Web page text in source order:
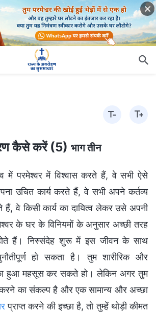
कैसे करें (5) भाग तीन
में परमेश्वर में विश्वास करते हैं, वे सभी ऐसे
उचित कार्य करते हैं, वे सभी अपने कर्तव्य
हैं, वे किसी कार्य का दायित्व लेकर उसे अपनी
के घर के विनियमों के अनुसार अच्छी तरह
हैं। निस्संदेह शुरू में इस जीवन के साथ
हो सकता है। तुम शारीरिक और
हुआ महसूस कर सकते हो। लेकिन अगर तुम
का संकल्प है और एक सामान्य और अच्छा
प्राप्त करने की इच्छा है, तो तुम्हें थोड़ी कीमत